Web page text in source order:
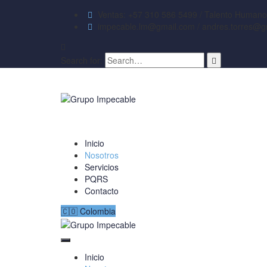
Inicio
Nosotros
Servicios
PQRS
Contacto
🇨🇴 Colombia
Inicio